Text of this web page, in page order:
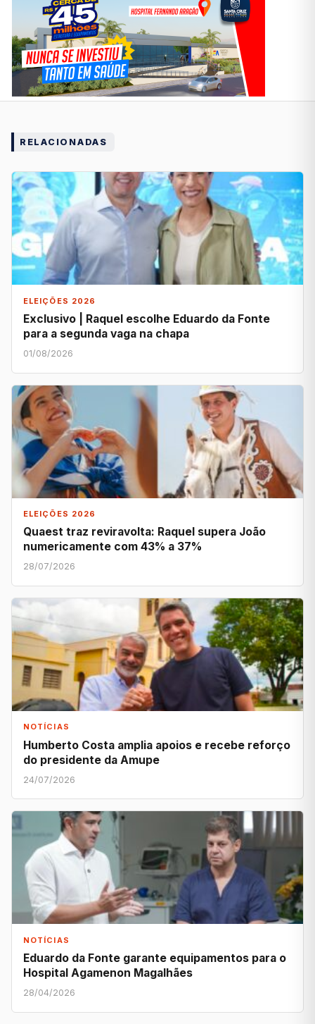
RELACIONADAS
ELEIÇÕES 2026
Exclusivo | Raquel escolhe Eduardo da Fonte
para a segunda vaga na chapa
01/08/2026
ELEIÇÕES 2026
Quaest traz reviravolta: Raquel supera João
numericamente com 43% a 37%
28/07/2026
NOTÍCIAS
Humberto Costa amplia apoios e recebe reforço
do presidente da Amupe
24/07/2026
NOTÍCIAS
Eduardo da Fonte garante equipamentos para o
Hospital Agamenon Magalhães
28/04/2026